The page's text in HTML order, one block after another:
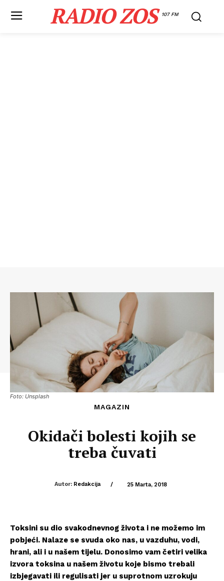
RADIO ZOS 107 FM
Foto: Unsplash
MAGAZIN
Okidači bolesti kojih se
treba čuvati
Autor: Redakcija / 25 Marta, 2018
Toksini su dio svakodnevnog života i ne možemo im
pobjeći. Nalaze se svuda oko nas, u vazduhu, vodi,
hrani, ali i u našem tijelu. Donosimo vam četiri velika
izvora toksina u našem životu koje bismo trebali
izbjegavati ili regulisati jer u suprotnom uzrokuju